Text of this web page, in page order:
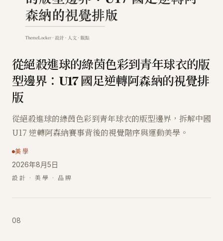
從絕殺進球的綠茵色彩到青年球衣的版
型邊界：U17 國足逆轉阿森納的視覺排
版
從絕殺進球的綠茵色彩到青年球衣的版型邊界，拆解中國
U17 逆轉阿森納賽事背後的視覺階序與運動美學。
美學
2026年8月5日
設計 · 美學 · 品牌
08